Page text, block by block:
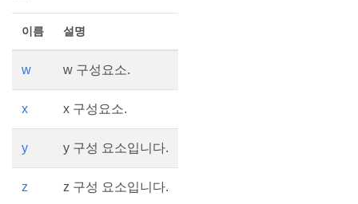
이름 설명
w w 구성요소.
x x 구성요소.
y y 구성 요소입니다.
z z 구성 요소입니다.